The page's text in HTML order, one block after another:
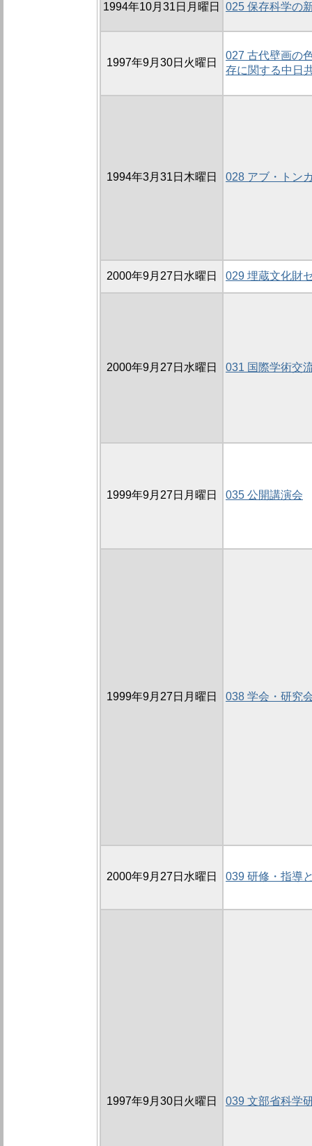
1994年10月31日月曜日 025 保存科学の
1997年9月30日火曜日
027 古代壁画の
存に関する中日
1994年3月31日木曜日 028 アブ・トン
2000年9月27日水曜日 029 埋蔵文化財
2000年9月27日水曜日 031 国際学術交
1999年9月27日月曜日 035 公開講演会
1999年9月27日月曜日 038 学会・研究
2000年9月27日水曜日 039 研修・指導
1997年9月30日火曜日 039 文部省科学